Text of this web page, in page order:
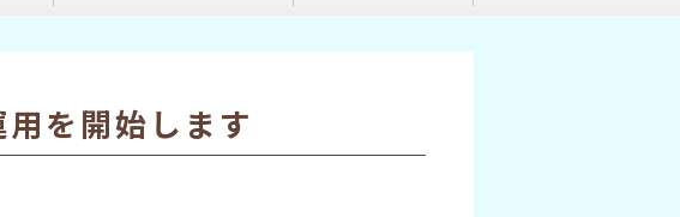
を開始します